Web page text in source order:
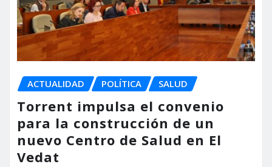
ACTUALIDAD POLÍTICA SALUD
Torrent impulsa el convenio
para la construcción de un
nuevo Centro de Salud en El
Vedat